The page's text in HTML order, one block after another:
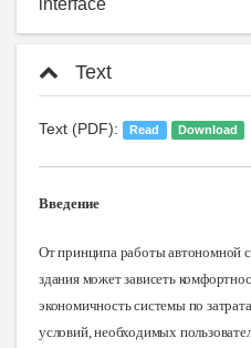
interface
Text
Text (PDF): Read Download
Введение
От принципа работы автономной
здания может зависеть
экономичность системы по
условий, необходимых